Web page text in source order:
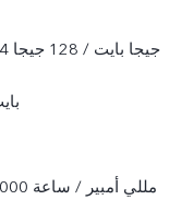
64
5000 مللي